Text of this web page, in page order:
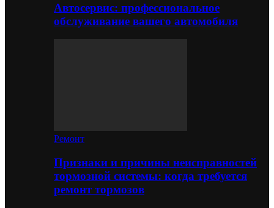
Автосервис: профессиональное
обслуживание вашего автомобиля
Ремонт
Признаки и причины неисправностей
тормозной системы: когда требуется
ремонт тормозов